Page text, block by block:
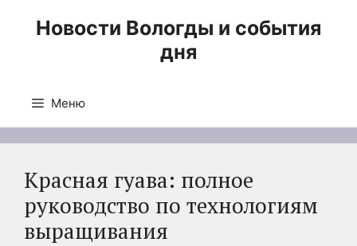
Новости Вологды и события
дня
Меню
Красная гуава: полное
руководство по технологиям
выращивания